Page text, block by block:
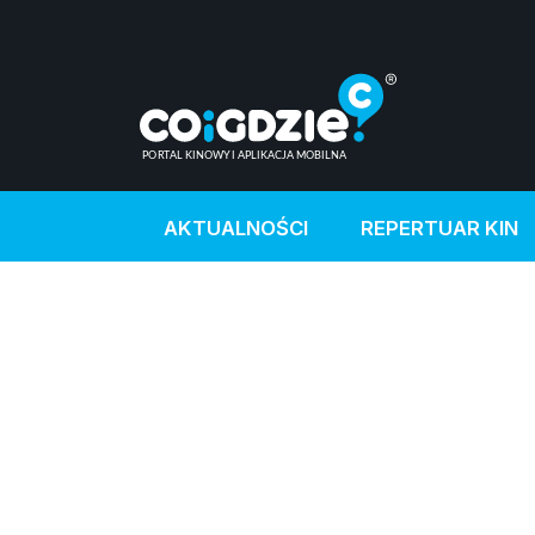
AKTUALNOŚCI REPERTUAR KIN